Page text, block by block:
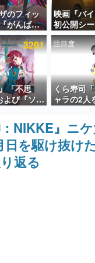
集一覧
入り記事
散数が数千以上！ ページビ
くの人々に読まれた、電フ
とめました。
ムの企画書
ームクリエイターの方々に
、ヒットする企画（ゲーム
。
のフィッ
がんば
ストア
クターの
映画『バ
初公開シ
定」予告
日（8月10
「ラクー
行く配達
3201
「不思
よび『ソフ
式画集の
なるセー
設定画や
をふんだ
注目度
くら寿司
ャラの2人
いいコラ
ラボイラ
シャツ&
ステム主
売へ
：NIKKE』ニ
日を駆け抜け
返る